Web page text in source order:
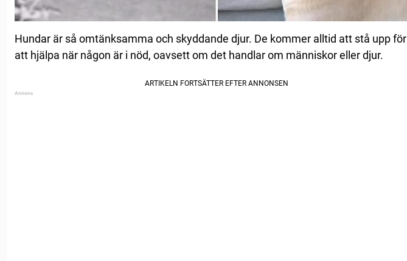
Hundar är så omtänksamma och skyddande djur. De kommer alltid att stå upp för
att hjälpa när någon är i nöd, oavsett om det handlar om människor eller djur.